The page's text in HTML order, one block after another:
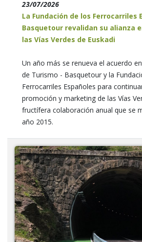
23/07/2026
La Fundación de los Ferrocarriles
Basquetour revalidan su alianza
las Vías Verdes de Euskadi
Un año más se renueva el acuerdo
de Turismo - Basquetour y la
Ferrocarriles Españoles para
promoción y marketing de las Vías
fructífera colaboración anual que se
año 2015.